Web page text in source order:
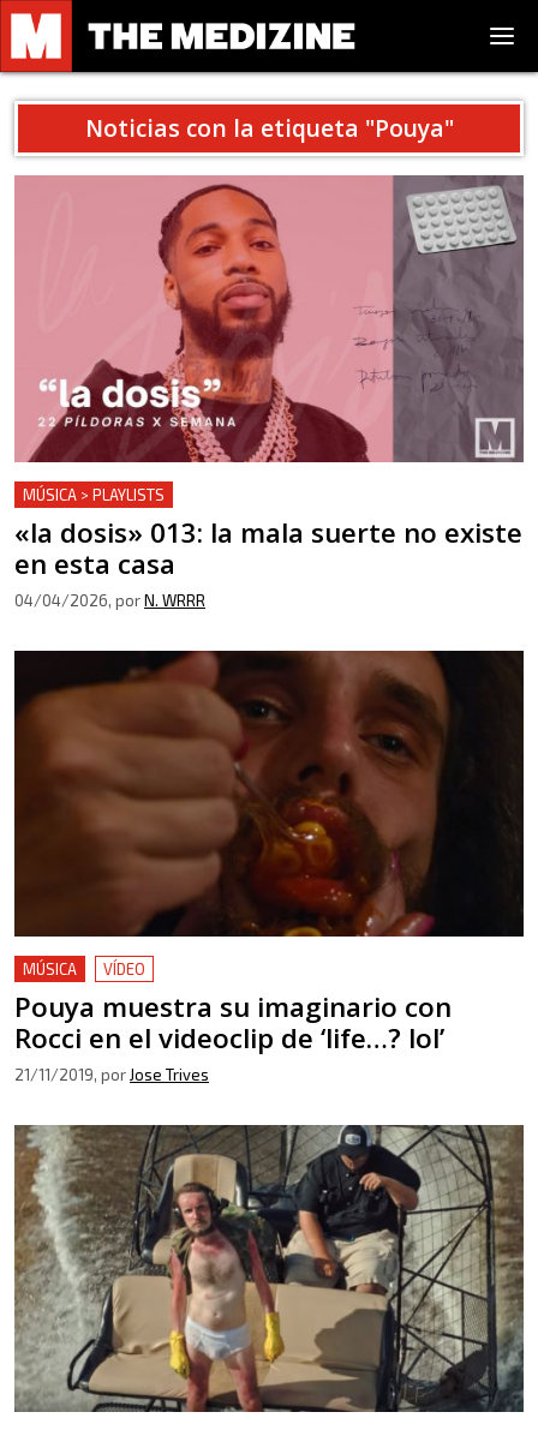
Noticias con la etiqueta "Pouya"
MÚSICA > PLAYLISTS
«la dosis» 013: la mala suerte no existe
en esta casa
04/04/2026, porN. WRRR
MÚSICA VÍDEO
Pouya muestra su imaginario con
Rocci en el videoclip de ‘life…? lol’
21/11/2019, por Jose Trives